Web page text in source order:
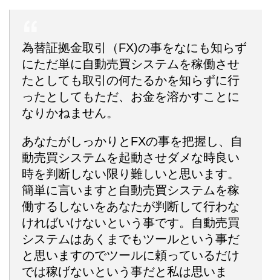
為替証拠金取引（FX)の事をなにも知らず
にただ単に自動売買システムを稼働させ
たとしても取引の何たるかを知らずに行
ったとしてもただ、お金を溶かすことに
なりかねません。
あなたがしっかりとFXの事を把握し、自
動売買システムを起動させダメな時良い
時を判断しない限り難しいと思います。
簡単に言いますと自動売買システムを稼
働するしないをあなたが判断して行わな
ければいけないという事です。自動売買
システムはあくまでもツールという事だ
と思いますのでツールに頼っているだけ
では稼げないという事だと私は思いま